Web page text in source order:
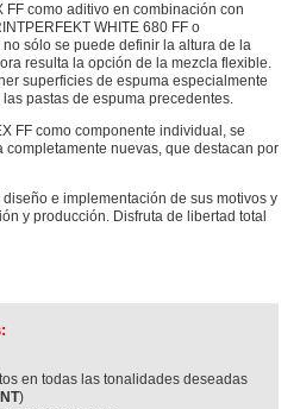
FF como aditivo en combinación con
WHITE 680 FF o
no sólo se puede definir la altura de la
resulta la opción de la mezcla flexible.
superficies de espuma especialmente
pastas de espuma precedentes.
FF como componente individual, se
nuevas, que destacan por
e implementación de sus motivos y
y producción. Disfruta de libertad total
en todas las tonalidades deseadas
)